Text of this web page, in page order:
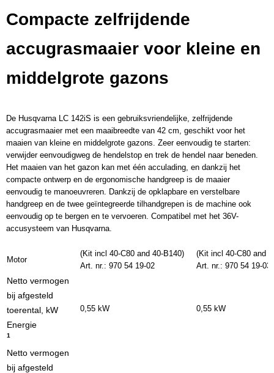
Compacte zelfrijdende
accugrasmaaier voor kleine en
middelgrote gazons
De Husqvarna LC 142iS is een gebruiksvriendelijke, zelfrijdende
accugrasmaaier met een maaibreedte van 42 cm, geschikt voor het
maaien van kleine en middelgrote gazons. Zeer eenvoudig te starten:
verwijder eenvoudigweg de hendelstop en trek de hendel naar beneden.
Het maaien van het gazon kan met één acculading, en dankzij het
compacte ontwerp en de ergonomische handgreep is de maaier
eenvoudig te manoeuvreren. Dankzij de opklapbare en verstelbare
handgreep en de twee geïntegreerde tilhandgrepen is de machine ook
eenvoudig op te bergen en te vervoeren. Compatibel met het 36V-
accusysteem van Husqvarna.
Motor
(Kit incl 40-C80 and 40-B140)
Art. nr.: 970 54 19‑02
(Kit incl 40-C80 and
Art. nr.: 970 54 19‑03
Netto vermogen
bij afgesteld
toerental, kW
Energie
1
0,55 kW 0,55 kW
Netto vermogen
bij afgesteld